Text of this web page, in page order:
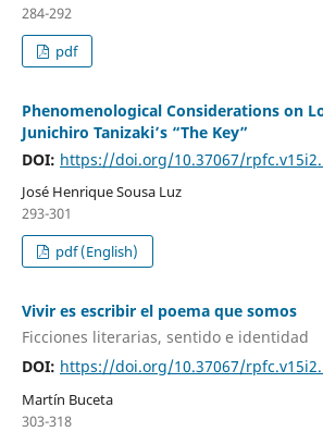
284-292
pdf
Phenomenological Considerations on
Junichiro Tanizaki’s “The Key”
DOI: https://doi.org/10.37067/
José Henrique Sousa Luz
293-301
pdf (English)
Vivir es escribir el poema que somos
Ficciones literarias, sentido e identidad
DOI: https://doi.org/10.37067/
Martín Buceta
303-318